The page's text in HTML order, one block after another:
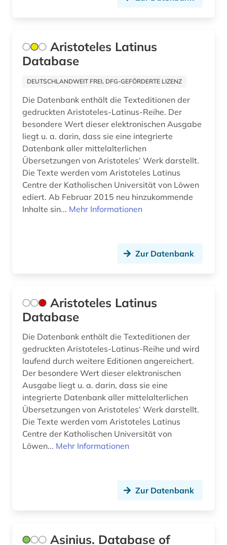
literaturwissenschaft (6)
logik (1)
london (1)
lusitanistik (1)
lyrik (4)
majuskel (1)
management (1)
manuskript (2)
matthias (1)
metrik (1)
migne (1)
minuskel (1)
mittel- und neulateinische philologie (2)
mittelalter (10)
mittelgriechisch (2)
mittellatein (17)
mittellateinische literatur (1)
muße (1)
Aristoteles Latinus
Database
DEUTSCHLANDWEIT FREI, DFG-GEFÖRDERTE LIZENZ
Die Datenbank enthält die Texteditionen der
gedruckten Aristoteles-Latinus-Reihe. Der
besondere Wert dieser elektronischen Ausgabe
liegt u. a. darin, dass sie eine integrierte
Datenbank aller mittelalterlichen
Übersetzungen von Aristoteles‘ Werk darstellt.
Die Texte werden vom Aristoteles Latinus
Centre der Katholischen Universität von Löwen
ediert. Ab Februar 2015 neu hinzukommende
Inhalte sin... Mehr Informationen
Zur Datenbank
Aristoteles Latinus
Database
Die Datenbank enthält die Texteditionen der
gedruckten Aristoteles-Latinus-Reihe und wird
laufend durch weitere Editionen angereichert.
Der besondere Wert dieser elektronischen
Ausgabe liegt u. a. darin, dass sie eine
integrierte Datenbank aller mittelalterlichen
Übersetzungen von Aristoteles‘ Werk darstellt.
Die Texte werden vom Aristoteles Latinus
Centre der Katholischen Universität von
Löwen... Mehr Informationen
Zur Datenbank
Asinius. Database of